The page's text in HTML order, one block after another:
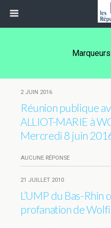
2 JUIN 2016
Réunion publique
ALLIOT-MARIE à
Mercredi 8 juin
AUCUNE RÉPONSE
21 JUILLET 2010
L’UMP du Bas-Rhin
profanation de